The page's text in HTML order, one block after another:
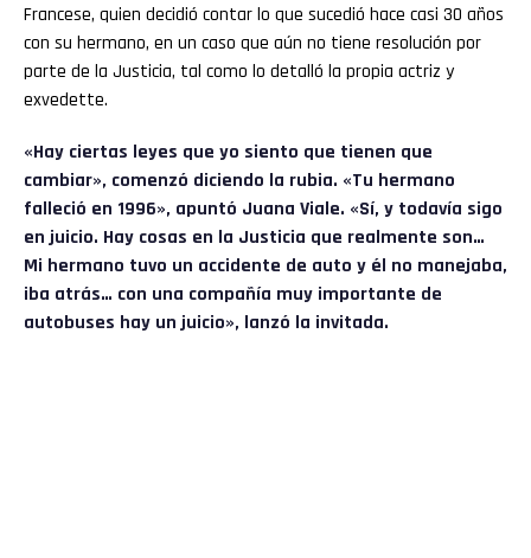
Francese, quien decidió contar lo que sucedió hace casi 30 años
con su hermano, en un caso que aún no tiene resolución por
parte de la Justicia, tal como lo detalló la propia actriz y
exvedette.
«Hay ciertas leyes que yo siento que tienen que
cambiar», comenzó diciendo la rubia. «Tu hermano
falleció en 1996», apuntó Juana Viale. «Sí, y todavía sigo
en juicio. Hay cosas en la Justicia que realmente son…
Mi hermano tuvo un accidente de auto y él no manejaba,
iba atrás… con una compañía muy importante de
autobuses hay un juicio», lanzó la invitada.